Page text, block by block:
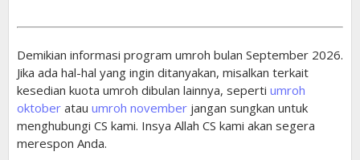
Demikian informasi program umroh bulan September 2026.
Jika ada hal-hal yang ingin ditanyakan, misalkan terkait
kesedian kuota umroh dibulan lainnya, seperti umroh
oktober atau umroh november jangan sungkan untuk
menghubungi CS kami. Insya Allah CS kami akan segera
merespon Anda.